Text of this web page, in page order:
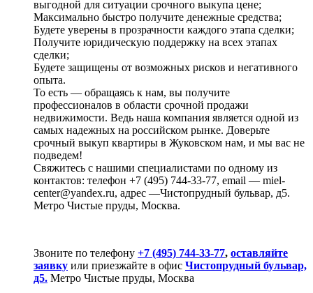
выгодной для ситуации срочного выкупа цене;
Максимально быстро получите денежные средства;
Будете уверены в прозрачности каждого этапа сделки;
Получите юридическую поддержку на всех этапах
сделки;
Будете защищены от возможных рисков и негативного
опыта.
То есть — обращаясь к нам, вы получите
профессионалов в области срочной продажи
недвижимости. Ведь наша компания является одной из
самых надежных на российском рынке. Доверьте
срочный выкуп квартиры в Жуковском нам, и мы вас не
подведем!
Свяжитесь с нашими специалистами по одному из
контактов: телефон +7 (495) 744-33-77, email — miel-
center@yandex.ru, адрес —Чистопрудный бульвар, д5.
Метро Чистые пруды, Москва.
Звоните по телефону +7 (495) 744-33-77, оставляйте
заявку или приезжайте в офис Чистопрудный бульвар,
д5. Метро Чистые пруды, Москва